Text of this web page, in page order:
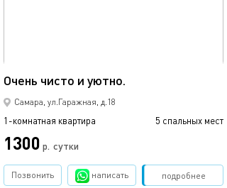
Очень чисто и уютно.
Самара, ул.Гаражная, д.18
1-комнатная квартира 5 спальных мест
1300 р. сутки
подробнее
Позвонить написать Забронировать